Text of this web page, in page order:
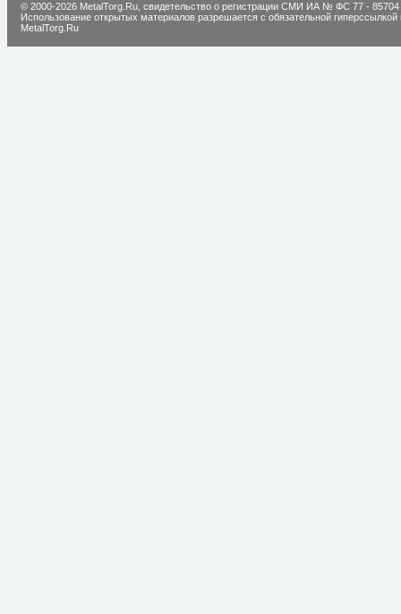
© 2000-2026 MetalTorg.Ru, cвидетельство о регистрации СМИ ИА № ФС 77 - 85704
Использование открытых материалов разрешается с обязательной гиперссылкой
MetalTorg.Ru